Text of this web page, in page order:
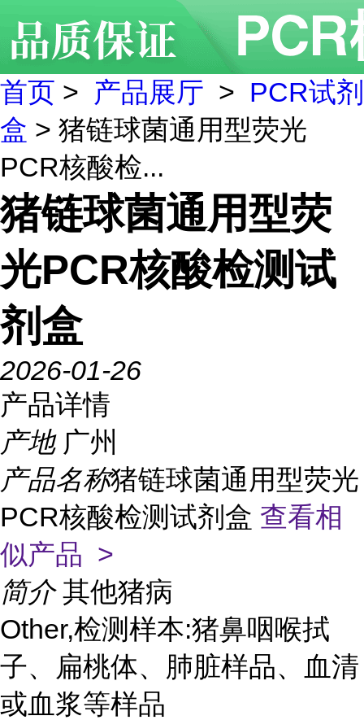
首页 > 产品展厅 > PCR试剂
盒 > 猪链球菌通用型荧光
PCR核酸检...
猪链球菌通用型荧
光PCR核酸检测试
剂盒
2026-01-26
产品详情
产地 广州
产品名称猪链球菌通用型荧光
PCR核酸检测试剂盒 查看相
似产品 >
简介 其他猪病
Other,检测样本:猪鼻咽喉拭
子、
扁桃体、肺脏样品、血清
或血浆等样品